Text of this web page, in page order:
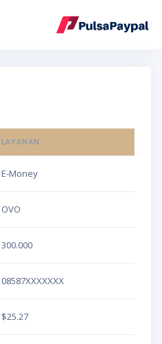
LAYANAN
E-Money
OVO
300.000
08587XXXXXXX
$25.27